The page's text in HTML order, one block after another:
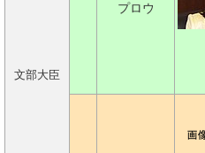
文部大臣
プロウ